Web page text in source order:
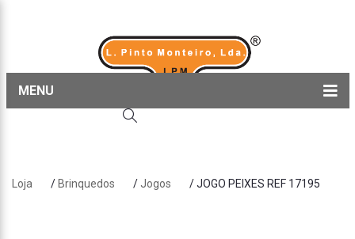
MENU
Sobre nós
Loja / Brinquedos / Jogos / JOGO PEIXES REF 17195